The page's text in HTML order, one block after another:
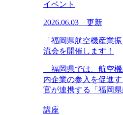
イベント
2026.06.03 更新
「福岡県航空機産業
流会を開催します！
福岡県では、航空機
内企業の参入を促進
官が連携する「福岡県
講座